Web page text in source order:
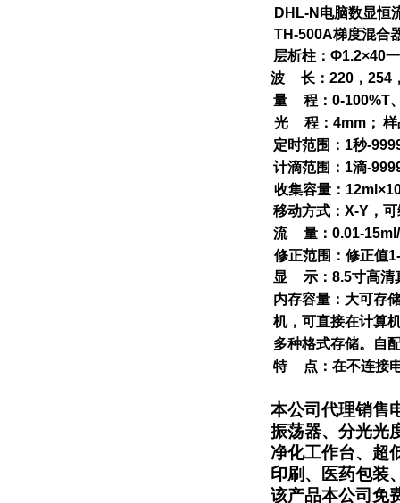
DHL-N 电脑数显恒
TH-500A梯度混合
层析柱： Φ1.2×40
波
长： 220 ， 254
量
程： 0-100%T
光
程： 4mm ； 样
定时范围： 1秒-
计滴范围： 1滴-
收集容量：
移动方式： X-Y ，
流
量： 0.01-
修正范围：修正值
显
示： 8.5寸高清
内存容量：大可存
机，可直接在计算
多种格式存储。自
特
点：在不连接
本公司代理销售
振荡器、分光光
净化工作台、超
印刷、医药包装
该产品本公司免